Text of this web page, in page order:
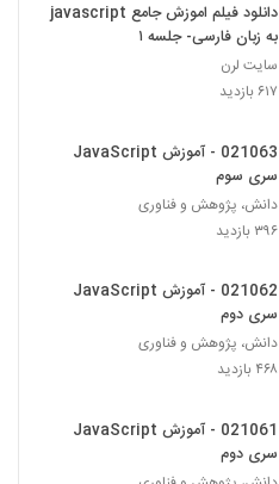
دانلود فیلم اموزش جامع javascript
به زبان فارسی- جلسه ۱
سایت لرن
۶۱۷ بازدید
021063 - آموزش JavaScript
سری سوم
دانش، پژوهش و فناوری
۳۹۶ بازدید
021062 - آموزش JavaScript
سری دوم
دانش، پژوهش و فناوری
۴۶۸ بازدید
021061 - آموزش JavaScript
سری دوم